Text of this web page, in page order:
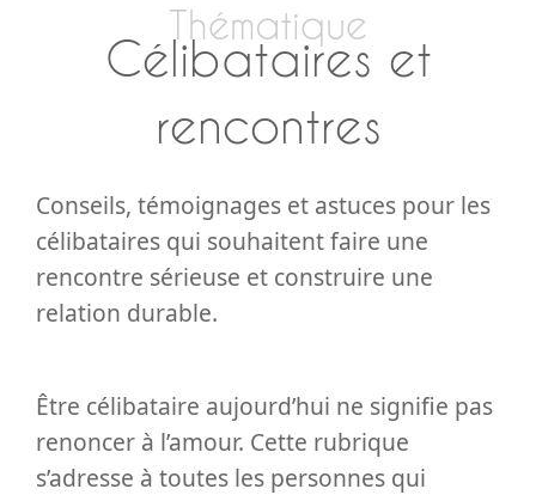
Thématique
Célibataires et
rencontres
Conseils, témoignages et astuces pour les
célibataires qui souhaitent faire une
rencontre sérieuse et construire une
relation durable.
Être célibataire aujourd’hui ne signifie pas
renoncer à l’amour. Cette rubrique
s’adresse à toutes les personnes qui